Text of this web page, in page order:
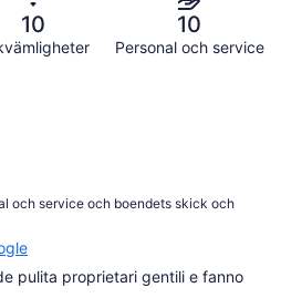
10 10
Personal och service
och service och boendets skick och
pulita proprietari gentili e fanno